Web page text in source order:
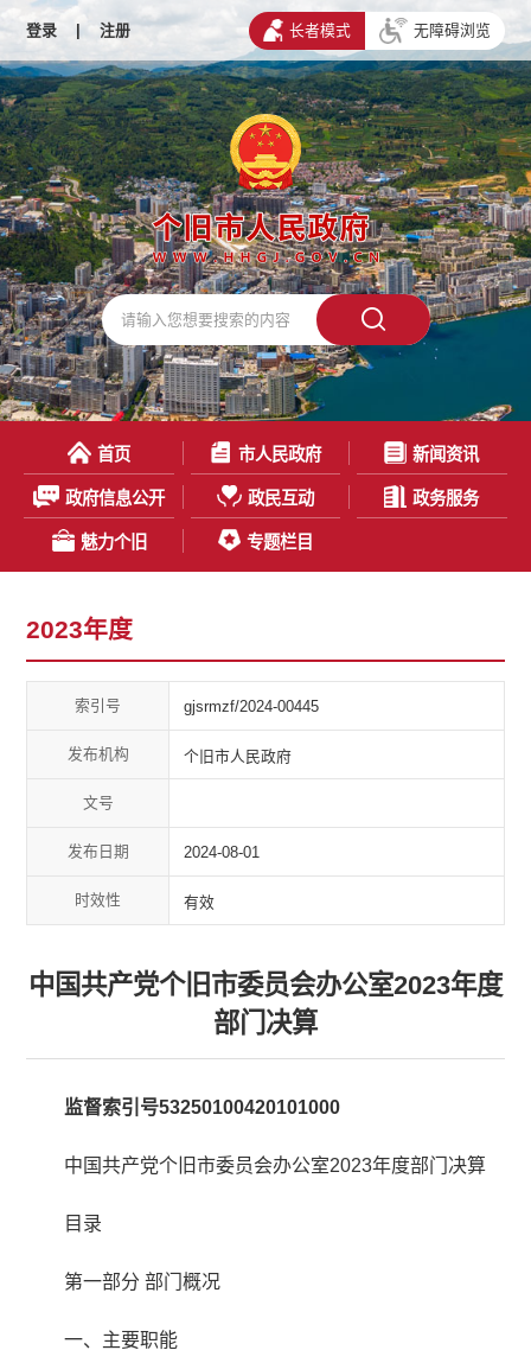
登录 | 注册 长者模式 无障碍浏览
首页 市人民政府 新闻资讯
政府信息公开 政民互动 政务服务
魅力个旧 专题栏目
2023年度
索引号 gjsrmzf/2024-00445
发布机构 个旧市人民政府
文号
发布日期 2024-08-01
时效性 有效
中国共产党个旧市委员会办公室2023年度
部门决算
监督索引号53250100420101000
中国共产党个旧市委员会办公室2023年度部门决算
目录
第一部分 部门概况
一、主要职能